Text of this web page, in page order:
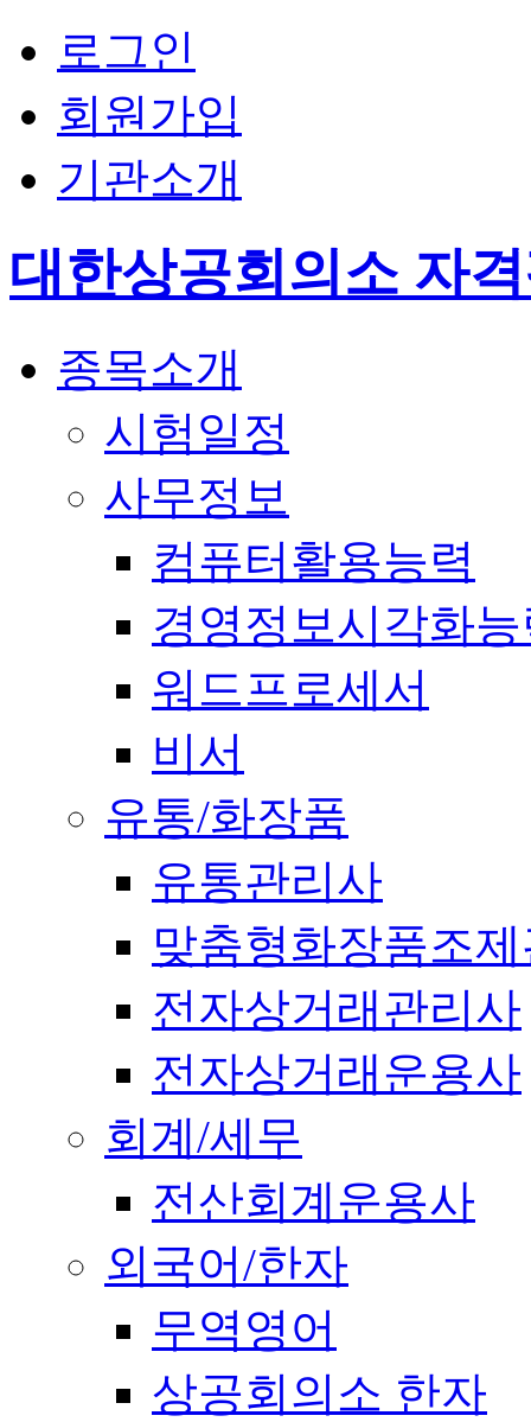
로그인
회원가입
기관소개
대한상공회의소 자
종목소개
시험일정
사무정보
컴퓨터활용능력
경영정보시각화
워드프로세서
비서
유통/화장품
유통관리사
맞춤형화장품조
전자상거래관리사
전자상거래운용사
회계/세무
전산회계운용사
외국어/한자
무역영어
상공회의소 한자